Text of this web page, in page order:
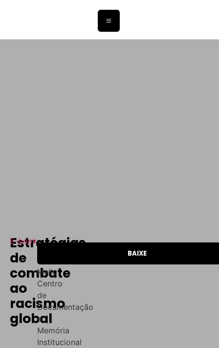
Estratégias
de
combate
ao
racismo
global
E-book
Kátia
Mello
Geledés
–
Centro
de
Documentação
e
Memória
Institucional
2026
BAIXE